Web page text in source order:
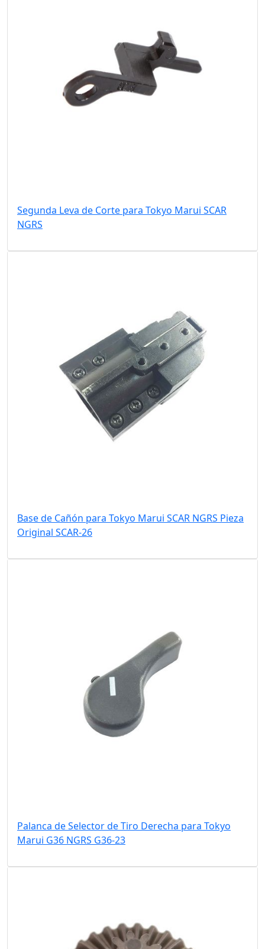
Segunda Leva de Corte para Tokyo Marui SCAR
NGRS
Base de Cañón para Tokyo Marui SCAR NGRS Pieza
Original SCAR-26
Palanca de Selector de Tiro Derecha para Tokyo
Marui G36 NGRS G36-23